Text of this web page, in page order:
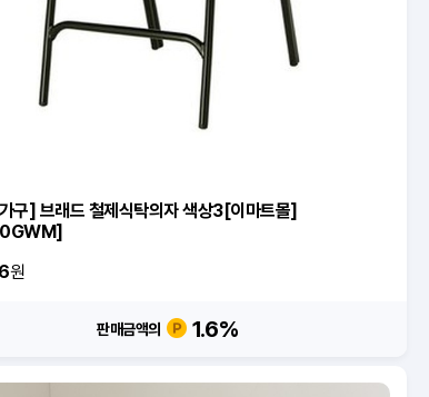
구] 브래드 철제식탁의자 색상3[이마트몰]
원
판매금액의 1.6%